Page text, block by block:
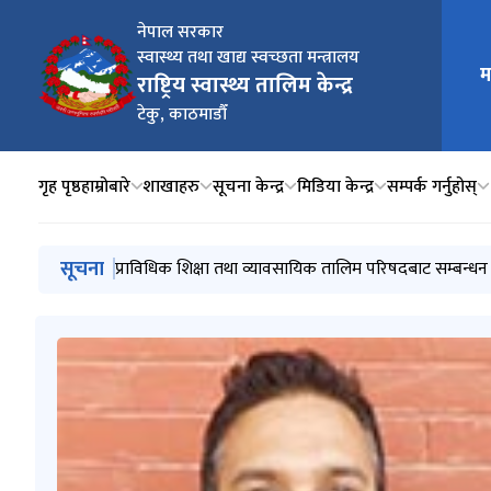
नेपाल सरकार
स्वास्थ्य तथा खाद्य स्वच्छता मन्त्रालय
राष्ट्रिय स्वास्थ्य तालिम केन्द्र
टेकु, काठमाडौँ
मुख्य
गृह पृष्ठहाम्रोबारे शाखाहरु सूचना केन्द्र मिडिया केन्द्र सम्पर्क गर्नुहोस्
मुख्य नेभिगेसनमा जानुहोस्
सूचना प्राविधिक शिक्षा तथा व्यावसायिक तालिम परिषदबाट